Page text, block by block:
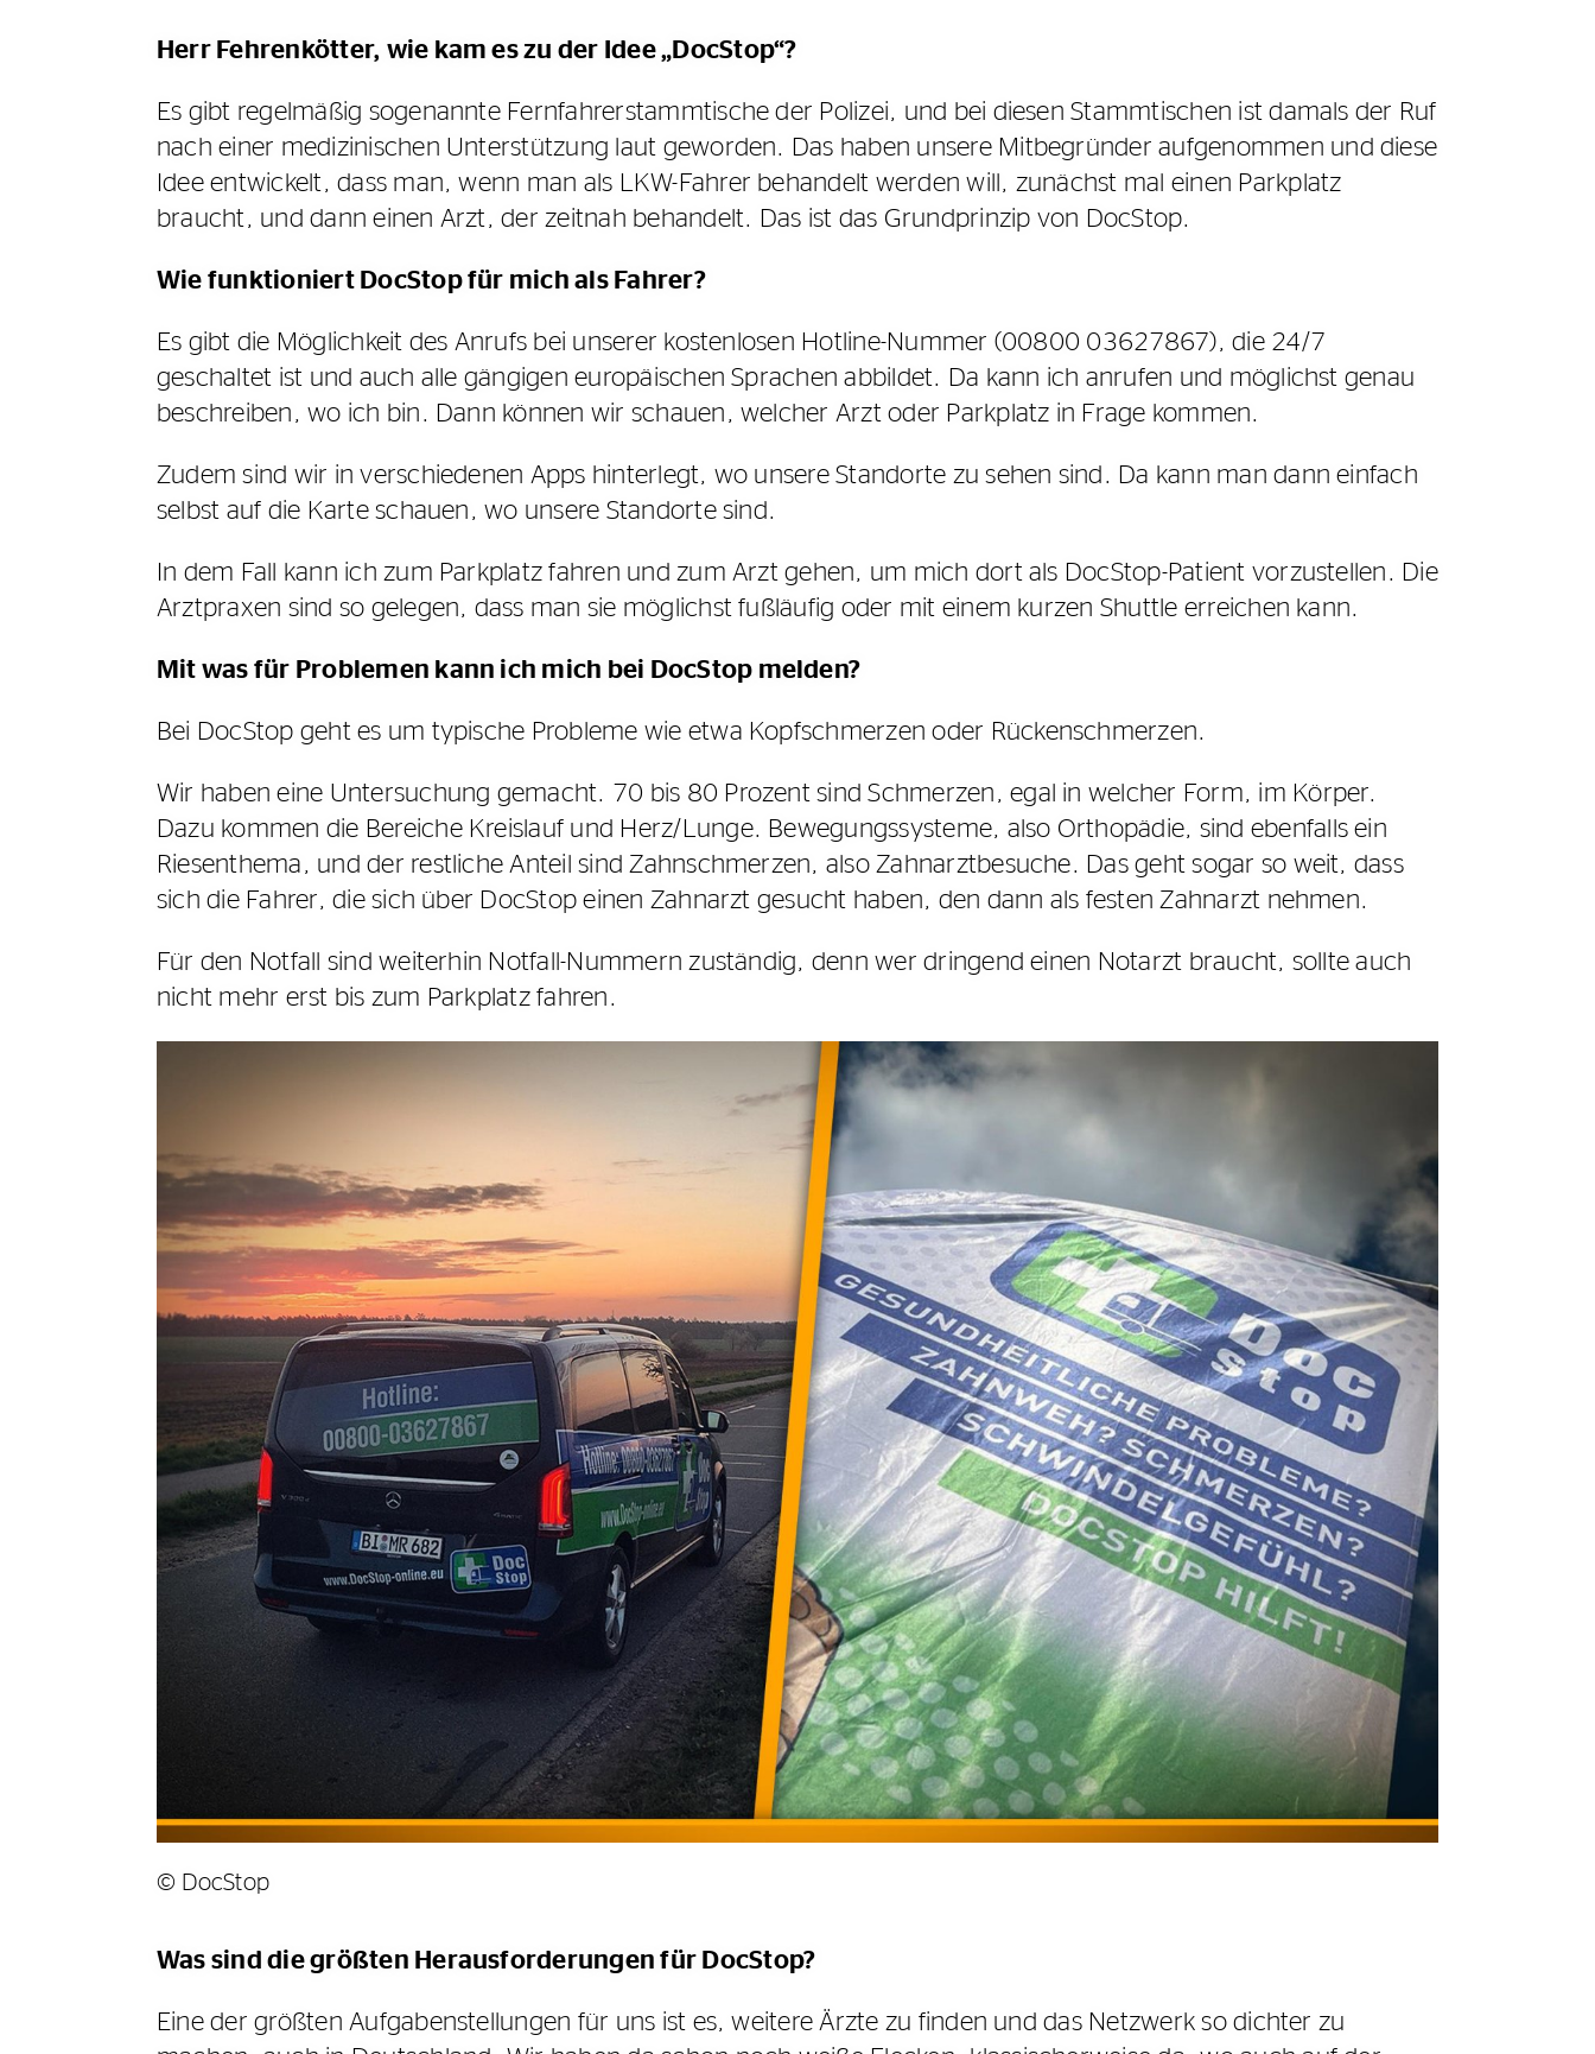
Herr Fehrenkötter, wie kam es zu der Idee „DocStop“?
Es gibt regelmäßig sogenannte Fernfahrerstammtische der Polizei, und bei diesen Stammtischen ist damals der Ruf
nach einer medizinischen Unterstützung laut geworden. Das haben unsere Mitbegründer aufgenommen und diese
Idee entwickelt, dass man, wenn man als LKW-Fahrer behandelt werden will, zunächst mal einen Parkplatz
braucht, und dann einen Arzt, der zeitnah behandelt. Das ist das Grundprinzip von DocStop.
Wie funktioniert DocStop für mich als Fahrer?
Es gibt die Möglichkeit des Anrufs bei unserer kostenlosen Hotline-Nummer (00800 03627867), die 24/7
geschaltet ist und auch alle gängigen europäischen Sprachen abbildet. Da kann ich anrufen und möglichst genau
beschreiben, wo ich bin. Dann können wir schauen, welcher Arzt oder Parkplatz in Frage kommen.
Zudem sind wir in verschiedenen Apps hinterlegt, wo unsere Standorte zu sehen sind. Da kann man dann einfach
selbst auf die Karte schauen, wo unsere Standorte sind.
In dem Fall kann ich zum Parkplatz fahren und zum Arzt gehen, um mich dort als DocStop-Patient vorzustellen. Die
Arztpraxen sind so gelegen, dass man sie möglichst fußläufig oder mit einem kurzen Shuttle erreichen kann.
Mit was für Problemen kann ich mich bei DocStop melden?
Bei DocStop geht es um typische Probleme wie etwa Kopfschmerzen oder Rückenschmerzen.
Wir haben eine Untersuchung gemacht. 70 bis 80 Prozent sind Schmerzen, egal in welcher Form, im Körper.
Dazu kommen die Bereiche Kreislauf und Herz/Lunge. Bewegungssysteme, also Orthopädie, sind ebenfalls ein
Riesenthema, und der restliche Anteil sind Zahnschmerzen, also Zahnarztbesuche. Das geht sogar so weit, dass
sich die Fahrer, die sich über DocStop einen Zahnarzt gesucht haben, den dann als festen Zahnarzt nehmen.
Für den Notfall sind weiterhin Notfall-Nummern zuständig, denn wer dringend einen Notarzt braucht, sollte auch
nicht mehr erst bis zum Parkplatz fahren.
© DocStop
Was sind die größten Herausforderungen für DocStop?
Eine der größten Aufgabenstellungen für uns ist es, weitere Ärzte zu finden und das Netzwerk so dichter zu